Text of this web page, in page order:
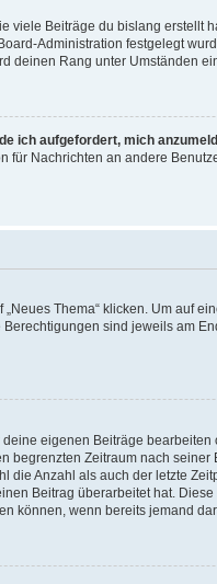
viele Beiträge du bislang
Administration festgelegt
deinen Rang unter Umständen
ich aufgefordert, mich
für Nachrichten an andere
Thema“ klicken. Um auf
sind jeweils am
eigenen Beiträge
begrenzten Zeitraum nach
die Anzahl als auch der letzte
Beitrag überarbeitet hat.
können, wenn bereits jemand